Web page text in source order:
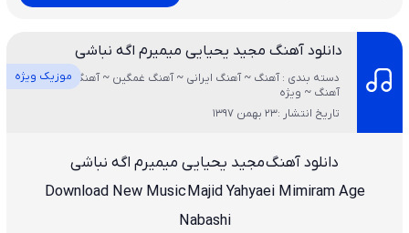
دانلود آهنگ مجید یحیایی میمیرم اگه نباشی
موزیک ویژه
دسته بندی : آهنگ ~ آهنگ ایرانی ~ آهنگ غمگین ~ آهنگ قدیمی ~ تک
آهنگ ~ ویژه
تاریخ انتشار :23 بهمن 1397
دانلود آهنگمجید یحیایی میمیرم اگه نباشی
Download New MusicMajid Yahyaei Mimiram Age
Nabashi